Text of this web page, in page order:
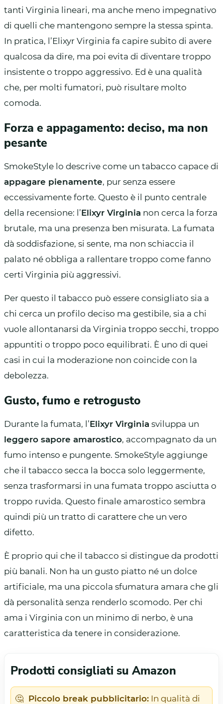
tanti Virginia lineari, ma anche meno impegnativo
di quelli che mantengono sempre la stessa spinta.
In pratica, l’Elixyr Virginia fa capire subito di avere
qualcosa da dire, ma poi evita di diventare troppo
insistente o troppo aggressivo. Ed è una qualità
che, per molti fumatori, può risultare molto
comoda.
Forza e appagamento: deciso, ma non
pesante
SmokeStyle lo descrive come un tabacco capace di
appagare pienamente, pur senza essere
eccessivamente forte. Questo è il punto centrale
della recensione: l’Elixyr Virginia non cerca la forza
brutale, ma una presenza ben misurata. La fumata
dà soddisfazione, si sente, ma non schiaccia il
palato né obbliga a rallentare troppo come fanno
certi Virginia più aggressivi.
Per questo il tabacco può essere consigliato sia a
chi cerca un profilo deciso ma gestibile, sia a chi
vuole allontanarsi da Virginia troppo secchi, troppo
appuntiti o troppo poco equilibrati. È uno di quei
casi in cui la moderazione non coincide con la
debolezza.
Gusto, fumo e retrogusto
Durante la fumata, l’Elixyr Virginia sviluppa un
leggero sapore amarostico, accompagnato da un
fumo intenso e pungente. SmokeStyle aggiunge
che il tabacco secca la bocca solo leggermente,
senza trasformarsi in una fumata troppo asciutta o
troppo ruvida. Questo finale amarostico sembra
quindi più un tratto di carattere che un vero
difetto.
È proprio qui che il tabacco si distingue da prodotti
più banali. Non ha un gusto piatto né un dolce
artificiale, ma una piccola sfumatura amara che gli
dà personalità senza renderlo scomodo. Per chi
ama i Virginia con un minimo di nerbo, è una
caratteristica da tenere in considerazione.
Prodotti consigliati su Amazon
🤔 Piccolo break pubblicitario: In qualità di